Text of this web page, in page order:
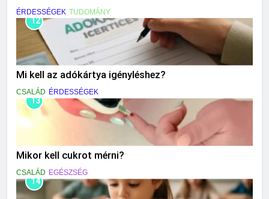
ÉRDESSÉGEK TUDOMÁNY
12
Mi kell az adókártya igényléshez?
CSALÁD ÉRDESSÉGEK
13
Mikor kell cukrot mérni?
CSALÁD EGÉSZSÉG
14